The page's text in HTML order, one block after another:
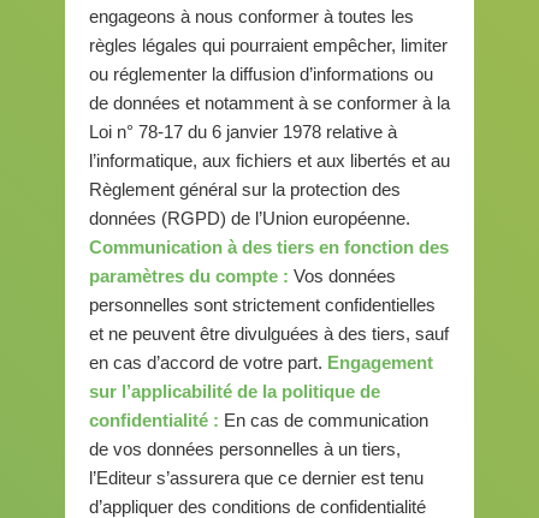
engageons à nous conformer à toutes les
règles légales qui pourraient empêcher, limiter
ou réglementer la diffusion d’informations ou
de données et notamment à se conformer à la
Loi n° 78-17 du 6 janvier 1978 relative à
l’informatique, aux fichiers et aux libertés et au
Règlement général sur la protection des
données (RGPD) de l’Union européenne.
Communication à des tiers en fonction des
paramètres du compte : Vos données
personnelles sont strictement confidentielles
et ne peuvent être divulguées à des tiers, sauf
en cas d’accord de votre part. Engagement
sur l’applicabilité de la politique de
confidentialité : En cas de communication
de vos données personnelles à un tiers,
l’Editeur s’assurera que ce dernier est tenu
d’appliquer des conditions de confidentialité